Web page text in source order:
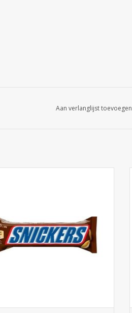
Aan verlanglijst toevoegen